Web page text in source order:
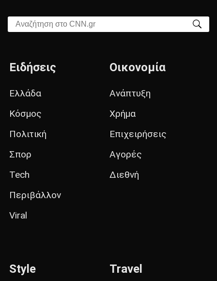
Αναζήτηση στο CNN.gr
Ειδήσεις
Ελλάδα
Κόσμος
Πολιτική
Σπορ
Tech
Περιβάλλον
Viral
Οικονομία
Ανάπτυξη
Χρήμα
Επιχειρήσεις
Αγορές
Διεθνή
Style Travel